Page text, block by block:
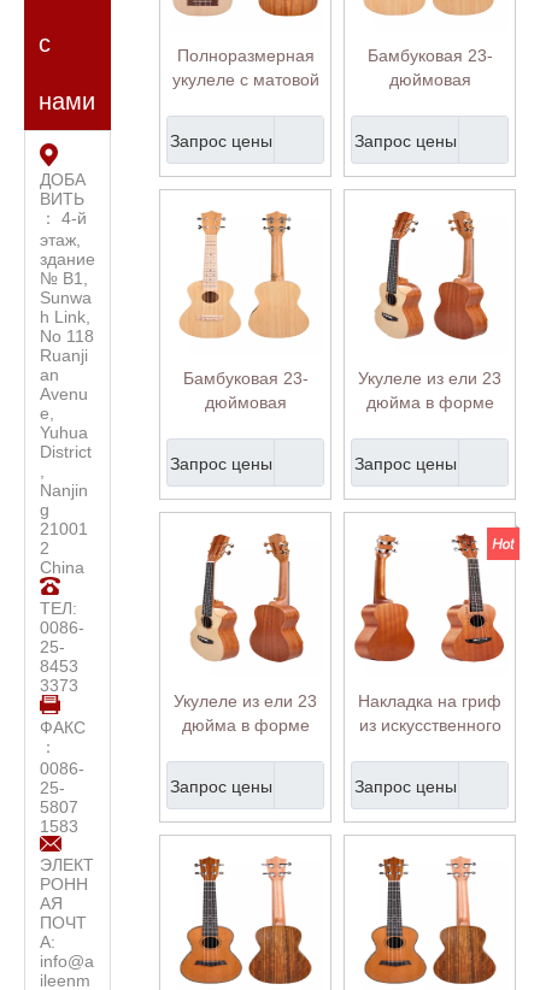
с
нами
ДОБА
ВИТЬ
： 4-й
этаж,
здание
№ B1,
Sunwa
h Link,
No 118
Ruanji
an
Avenu
e,
Yuhua
District
Nanjin
g
21001
2
China
ТЕЛ:
0086-
25-
8453
3373
ФАКС
：
0086-
25-
5807
1583
ЭЛЕКТ
РОНН
АЯ
ПОЧТ
А:
info@a
ileenm
Полноразмерная
укулеле с матовой
Запрос цены
Бамбуковая 23-
дюймовая
укулеле (AU09L-23)
Запрос цены
Бамбуковая 23-
дюймовая
укулеле (AU09L-23)
Запрос цены
Укулеле из ели 23
дюйма в форме
(AU17L-BA-23)
Запрос цены
Укулеле из ели 23
дюйма в форме
(AU17L-BA-23)
Запрос цены
Накладка на гриф
из искусственного
(AU07LH)
Запрос цены